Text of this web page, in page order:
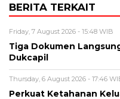
BERITA TERKAIT
Friday, 7 August 2026 - 15:48 WIB
Tiga Dokumen
Dukcapil
Thursday, 6 August 2026 - 17:46
Perkuat Ketahanan